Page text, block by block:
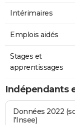
Intérimaires
Emplois aidés
Stages et
apprentissages
Indépendants
Données 2022
l'Insee)